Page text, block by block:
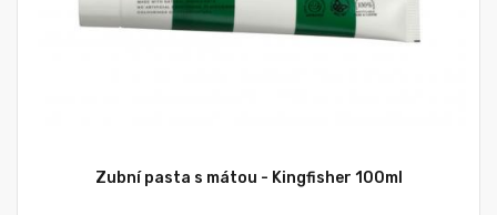
Zubní pasta s mátou - Kingfisher 100ml